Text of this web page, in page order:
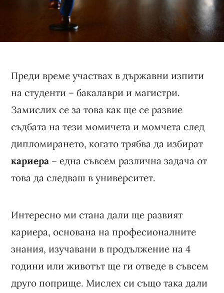
Преди време участвах в държавни изпити
на студенти – бакалаври и магистри.
Замислих се за това как ще се развие
съдбата на тези момичета и момчета след
дипломирането, когато трябва да избират
кариера – една съвсем различна задача от
това да следваш в университет.
Интересно ми стана дали ще развият
кариера, основана на професионалните
знания, изучавани в продължение на 4
години или животът ще ги отведе в съвсем
друго поприще. Мислех си също така дали